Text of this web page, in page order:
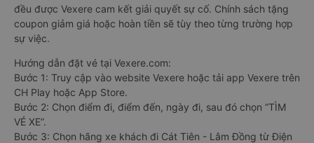
đều được Vexere cam kết giải quyết sự cố. Chính sách tặng
coupon giảm giá hoặc hoàn tiền sẽ tùy theo từng trường hợp
sự việc.
Hướng dẫn đặt vé tại Vexere.com:
Bước 1: Truy cập vào website Vexere hoặc tải app Vexere trên
CH Play hoặc App Store.
Bước 2: Chọn điểm đi, điểm đến, ngày đi, sau đó chọn “TÌM
VÉ XE”.
Bước 3: Chọn hãng xe khách đi Cát Tiên - Lâm Đồng từ Điện